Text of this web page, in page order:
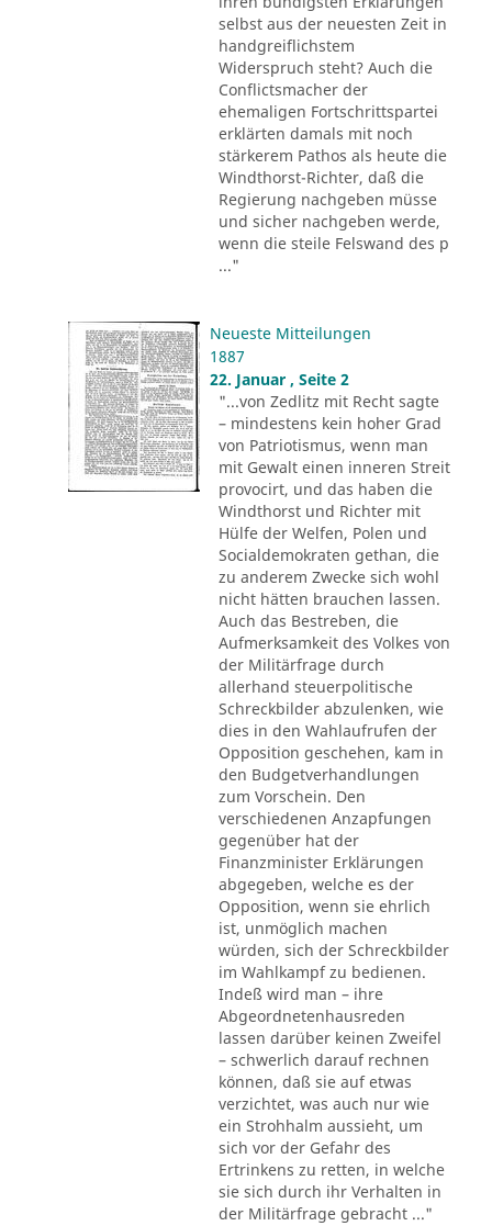
selbst aus der neuesten Zeit in
handgreiflichstem
Widerspruch steht? Auch die
Conflictsmacher der
ehemaligen Fortschrittspartei
erklärten damals mit noch
stärkerem Pathos als heute die
Windthorst-Richter, daß die
Regierung nachgeben müsse
und sicher nachgeben werde,
wenn die steile Felswand des p
..."
Neueste Mitteilungen
1887
22. Januar , Seite 2
"...von Zedlitz mit Recht sagte
– mindestens kein hoher Grad
von Patriotismus, wenn man
mit Gewalt einen inneren Streit
provocirt, und das haben die
Windthorst und Richter mit
Hülfe der Welfen, Polen und
Socialdemokraten gethan, die
zu anderem Zwecke sich wohl
nicht hätten brauchen lassen.
Auch das Bestreben, die
Aufmerksamkeit des Volkes von
der Militärfrage durch
allerhand steuerpolitische
Schreckbilder abzulenken, wie
dies in den Wahlaufrufen der
Opposition geschehen, kam in
den Budgetverhandlungen
zum Vorschein. Den
verschiedenen Anzapfungen
gegenüber hat der
Finanzminister Erklärungen
abgegeben, welche es der
Opposition, wenn sie ehrlich
ist, unmöglich machen
würden, sich der Schreckbilder
im Wahlkampf zu bedienen.
Indeß wird man – ihre
Abgeordnetenhausreden
lassen darüber keinen Zweifel
– schwerlich darauf rechnen
können, daß sie auf etwas
verzichtet, was auch nur wie
ein Strohhalm aussieht, um
sich vor der Gefahr des
Ertrinkens zu retten, in welche
sie sich durch ihr Verhalten in
der Militärfrage gebracht ..."